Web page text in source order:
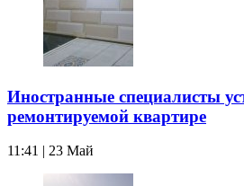
Иностранные специалисты
ремонтируемой квартире
11:41 | 23 Май